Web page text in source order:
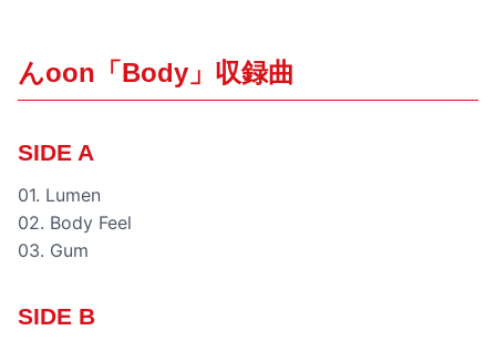
んoon「Body」収録曲
SIDE A
01. Lumen
02. Body Feel
03. Gum
SIDE B